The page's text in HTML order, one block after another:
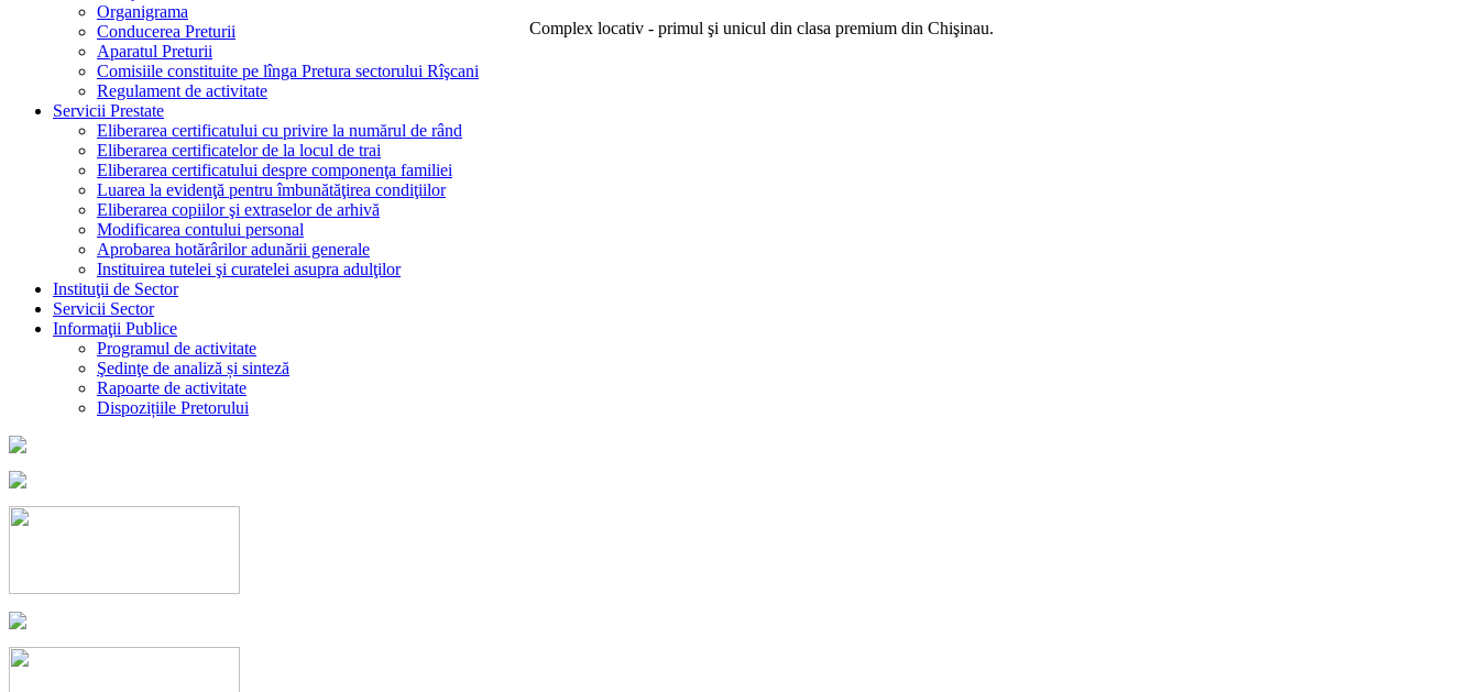
Complex locativ - primul şi unicul din clasa premium din Chişinau.
Organigrama
Conducerea Preturii
Aparatul Preturii
Comisiile constituite pe lînga Pretura sectorului Rîşcani
Regulament de activitate
Servicii Prestate
Eliberarea certificatului cu privire la numărul de rând
Eliberarea certificatelor de la locul de trai
Eliberarea certificatului despre componenţa familiei
Luarea la evidenţă pentru îmbunătăţirea condiţiilor
Eliberarea copiilor şi extraselor de arhivă
Modificarea contului personal
Aprobarea hotărârilor adunării generale
Instituirea tutelei şi curatelei asupra adulţilor
Instituţii de Sector
Servicii Sector
Informaţii Publice
Programul de activitate
Şedinţe de analiză și sinteză
Rapoarte de activitate
Dispozițiile Pretorului